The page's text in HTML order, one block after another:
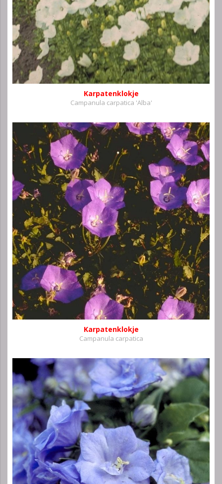
Karpatenklokje
Campanula carpatica 'Alba'
Karpatenklokje
Campanula carpatica